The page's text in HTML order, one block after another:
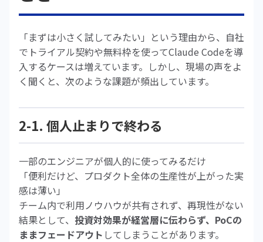
「まずは小さく試してみたい」という理由から、自社
でトライアル契約や無料枠を使ってClaude Codeを導
入するケースは増えています。しかし、現場の声をよ
く聞くと、次のような課題が頻出しています。
2-1. 個人止まりで終わる
一部のエンジニアが個人的に使ってみるだけ
「便利だけど、プロダクト全体の生産性が上がった実
感は薄い」
チーム内で利用ノウハウが共有されず、再現性がない
結果として、 投資対効果が経営層に伝わらず、PoCの
ままフェードアウト してしまうことがあります。